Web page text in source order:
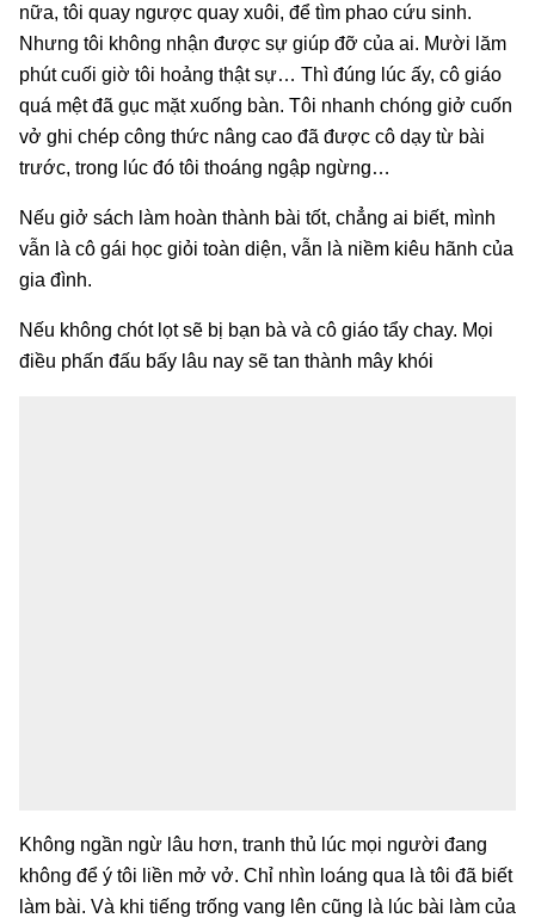
nữa, tôi quay ngược quay xuôi, để tìm phao cứu sinh.
Nhưng tôi không nhận được sự giúp đỡ của ai. Mười lăm
phút cuối giờ tôi hoảng thật sự… Thì đúng lúc ấy, cô giáo
quá mệt đã gục mặt xuống bàn. Tôi nhanh chóng giở cuốn
vở ghi chép công thức nâng cao đã được cô dạy từ bài
trước, trong lúc đó tôi thoáng ngập ngừng…
Nếu giở sách làm hoàn thành bài tốt, chẳng ai biết, mình
vẫn là cô gái học giỏi toàn diện, vẫn là niềm kiêu hãnh của
gia đình.
Nếu không chót lọt sẽ bị bạn bà và cô giáo tẩy chay. Mọi
điều phấn đấu bấy lâu nay sẽ tan thành mây khói
Không ngần ngừ lâu hơn, tranh thủ lúc mọi người đang
không để ý tôi liền mở vở. Chỉ nhìn loáng qua là tôi đã biết
làm bài. Và khi tiếng trống vang lên cũng là lúc bài làm của